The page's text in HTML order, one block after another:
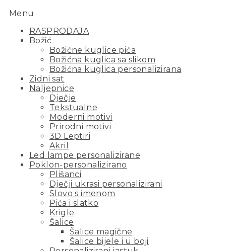
Menu
RASPRODAJA
Božić
Božićne kuglice pića
Božićna kuglica sa slikom
Božićna kuglica personalizirana
Zidni sat
Naljepnice
Dječje
Tekstualne
Moderni motivi
Prirodni motivi
3D Leptiri
Akril
Led lampe personalizirane
Poklon-personalizirano
Plišanci
Dječji ukrasi personalizirani
Slovo s imenom
Pića i slatko
Krigle
Šalice
Šalice magične
Šalice bijele i u boji